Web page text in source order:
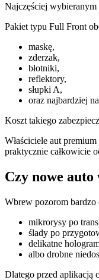
Najczęściej wybieranym
Pakiet typu Full Front
maskę,
zderzak,
błotniki,
reflektory,
słupki A,
oraz najbardziej
Koszt takiego
Właściciele aut
praktycznie całkowicie
Czy nowe
Wbrew pozorom bardzo
mikrorysy po
ślady po
delikatne
albo drobne
Dlatego przed aplikacją